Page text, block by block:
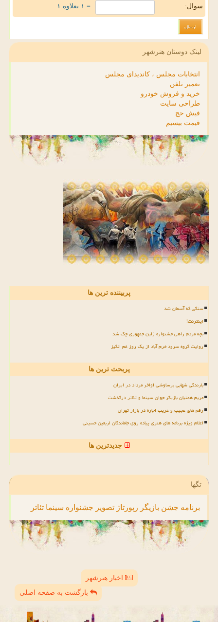
سوال: = ۱ بعلاوه ۱
لینک دوستان هنرشهر
انتخابات مجلس ، کاندیدای مجلس
تعمیر تلفن
خرید و فروش خودرو
طراحی سایت
فیش حج
قیمت بیسیم
پربیننده ترین ها
سنگی که آسمان شد
اینترنت!
بچه مردم راهی جشنواره زلین جمهوری چک شد
روایت گروه سرود خرم آباد از یک روز غم انگیز
پربحث ترین ها
بارندگی شهابی برساوشی اواخر مرداد در ایران
مریم همتیان بازیگر جوان سینما و تئاتر درگذشت
رقم های عجیب و غریب اجاره در بازار تهران
اعلام ویژه برنامه های هنری پیاده روی جاماندگان اربعین حسینی
جدیدترین ها
تگها
برنامه جشن بازیگر رپورتاژ تصویر جشنواره سینما تئاتر
اخبار هنرشهر
بازگشت به صفحه اصلی